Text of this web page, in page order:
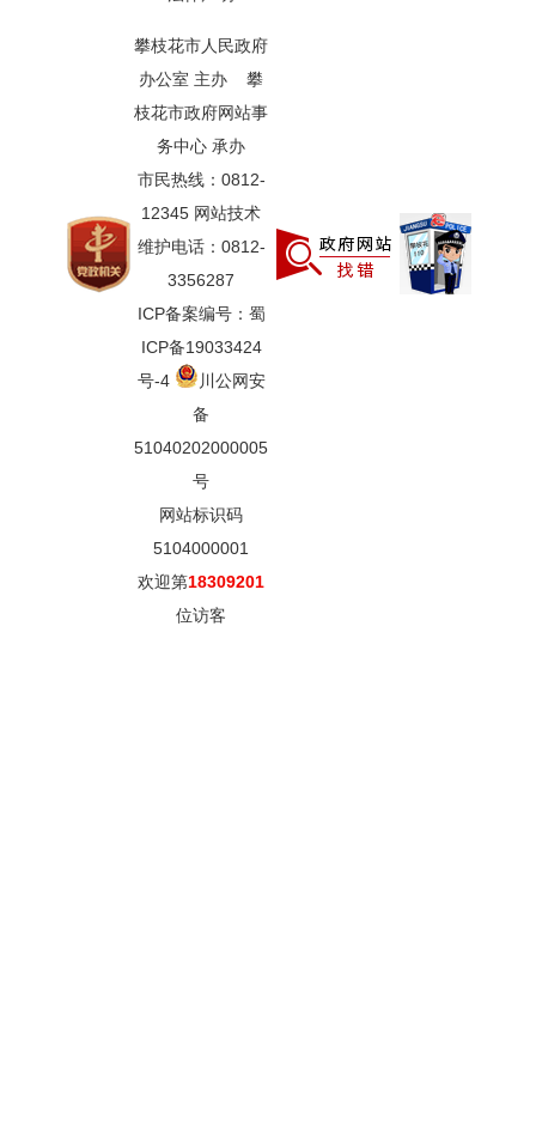
攀枝花市人民政府
办公室 主办 攀
枝花市政府网站事
务中心 承办
市民热线：0812-
12345 网站技术
维护电话：0812-
3356287
ICP备案编号：蜀
ICP备19033424
号-4
川公网安
备
51040202000005
号
网站标识码
5104000001
欢迎第18309201
位访客